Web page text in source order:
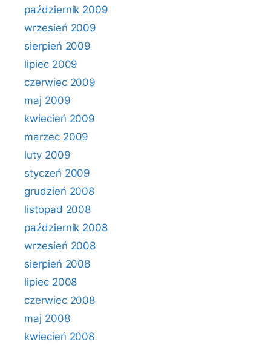
październik 2009
wrzesień 2009
sierpień 2009
lipiec 2009
czerwiec 2009
maj 2009
kwiecień 2009
marzec 2009
luty 2009
styczeń 2009
grudzień 2008
listopad 2008
październik 2008
wrzesień 2008
sierpień 2008
lipiec 2008
czerwiec 2008
maj 2008
kwiecień 2008